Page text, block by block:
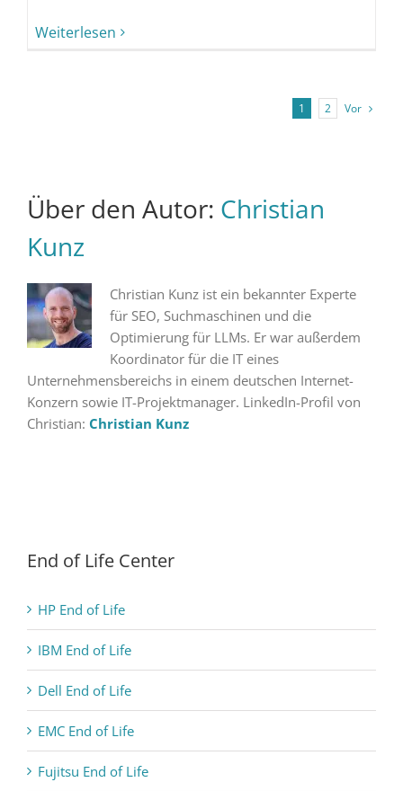
Weiterlesen
1 2 Vor
Über den Autor: Christian
Kunz
Christian Kunz ist ein bekannter Experte
für SEO, Suchmaschinen und die
Optimierung für LLMs. Er war außerdem
Koordinator für die IT eines
Unternehmensbereichs in einem deutschen Internet-
Konzern sowie IT-Projektmanager. LinkedIn-Profil von
Christian: Christian Kunz
End of Life Center
HP End of Life
IBM End of Life
Dell End of Life
EMC End of Life
Fujitsu End of Life